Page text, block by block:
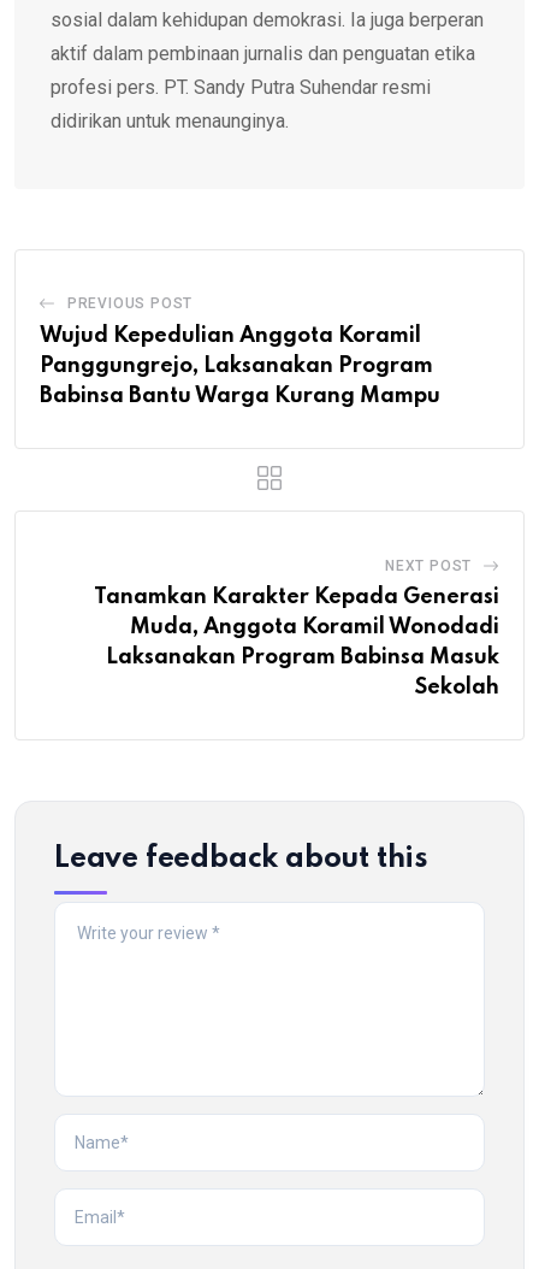
sosial dalam kehidupan demokrasi. Ia juga berperan
aktif dalam pembinaan jurnalis dan penguatan etika
profesi pers. PT. Sandy Putra Suhendar resmi
didirikan untuk menaunginya.
PREVIOUS POST
Wujud Kepedulian Anggota Koramil
Panggungrejo, Laksanakan Program
Babinsa Bantu Warga Kurang Mampu
NEXT POST
Tanamkan Karakter Kepada Generasi
Muda, Anggota Koramil Wonodadi
Laksanakan Program Babinsa Masuk
Sekolah
Leave feedback about this